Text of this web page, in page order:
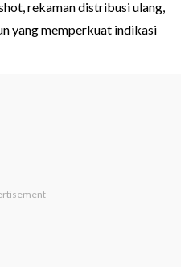
rekaman distribusi ulang,
yang memperkuat indikasi